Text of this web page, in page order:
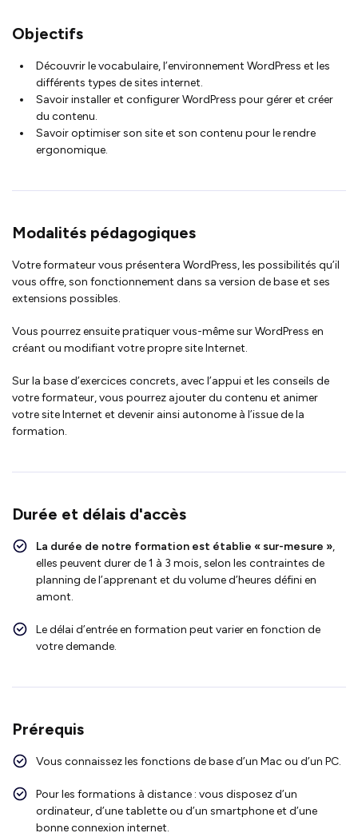
Objectifs
Découvrir le vocabulaire, l’environnement WordPress et les
différents types de sites internet.
Savoir installer et configurer WordPress pour gérer et créer
du contenu.
Savoir optimiser son site et son contenu pour le rendre
ergonomique.
Modalités pédagogiques
Votre formateur vous présentera WordPress, les possibilités qu’il
vous offre, son fonctionnement dans sa version de base et ses
extensions possibles.
Vous pourrez ensuite pratiquer vous-même sur WordPress en
créant ou modifiant votre propre site Internet.
Sur la base d’exercices concrets, avec l’appui et les conseils de
votre formateur, vous pourrez ajouter du contenu et animer
votre site Internet et devenir ainsi autonome à l’issue de la
formation.
Durée et délais d'accès
La durée de notre formation est établie « sur-mesure »,
elles peuvent durer de 1 à 3 mois, selon les contraintes de
planning de l’apprenant et du volume d’heures défini en
amont.
Le délai d’entrée en formation peut varier en fonction de
votre demande.
Prérequis
Vous connaissez les fonctions de base d’un Mac ou d’un PC.
Pour les formations à distance : vous disposez d’un
ordinateur, d’une tablette ou d’un smartphone et d’une
bonne connexion internet.